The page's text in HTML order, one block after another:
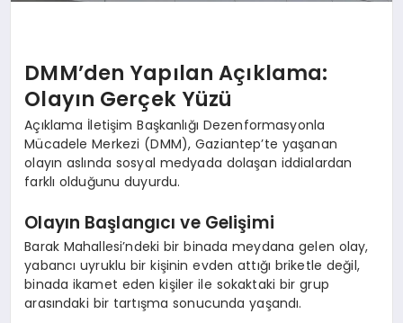
DMM’den Yapılan Açıklama:
Olayın Gerçek Yüzü
Açıklama İletişim Başkanlığı Dezenformasyonla
Mücadele Merkezi (DMM), Gaziantep’te yaşanan
olayın aslında sosyal medyada dolaşan iddialardan
farklı olduğunu duyurdu.
Olayın Başlangıcı ve Gelişimi
Barak Mahallesi’ndeki bir binada meydana gelen olay,
yabancı uyruklu bir kişinin evden attığı briketle değil,
binada ikamet eden kişiler ile sokaktaki bir grup
arasındaki bir tartışma sonucunda yaşandı.